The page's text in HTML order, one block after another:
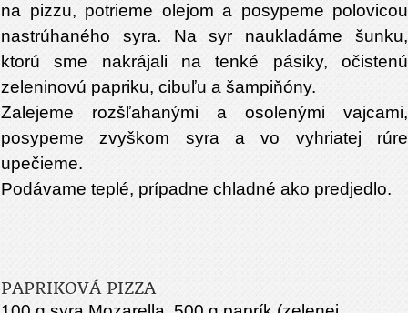
na pizzu, potrieme olejom a posypeme polovicou
nastrúhaného syra. Na syr naukladáme šunku,
ktorú sme nakrájali na tenké pásiky, očistenú
zeleninovú papriku, cibuľu a šampiňóny.
Zalejeme rozšľahanými a osolenými vajcami,
posypeme zvyškom syra a vo vyhriatej rúre
upečieme.
Podávame teplé, prípadne chladné ako predjedlo.
PAPRIKOVÁ PIZZA